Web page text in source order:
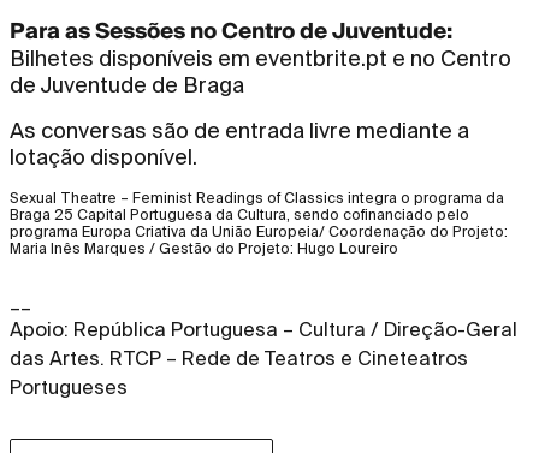
Para as Sessões no Centro de Juventude:
Bilhetes disponíveis em eventbrite.pt e no Centro
de Juventude de Braga
As conversas são de entrada livre mediante a
lotação disponível.
Sexual Theatre – Feminist Readings of Classics integra o programa da
Braga 25 Capital Portuguesa da Cultura, sendo cofinanciado pelo
programa Europa Criativa da União Europeia/ Coordenação do Projeto:
Maria Inês Marques / Gestão do Projeto: Hugo Loureiro
Apoio: República Portuguesa – Cultura / Direção-Geral
das Artes. RTCP – Rede de Teatros e Cineteatros
Portugueses